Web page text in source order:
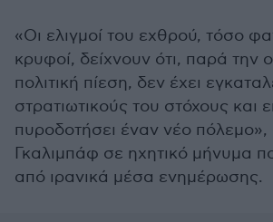
«Οι ελιγμοί του εχθρού, τόσο
κρυφοί, δείχνουν ότι, παρά την
πολιτική πίεση, δεν έχει
στρατιωτικούς του στόχους και
πυροδοτήσει έναν νέο
Γκαλιμπάφ σε ηχητικό μήνυμα
από ιρανικά μέσα ενημέρωσης.